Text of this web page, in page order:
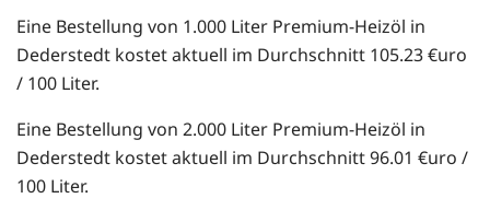
Eine Bestellung von 1.000 Liter Premium-Heizöl in
Dederstedt kostet aktuell im Durchschnitt 105.23 €uro
/ 100 Liter.
Eine Bestellung von 2.000 Liter Premium-Heizöl in
Dederstedt kostet aktuell im Durchschnitt 96.01 €uro /
100 Liter.